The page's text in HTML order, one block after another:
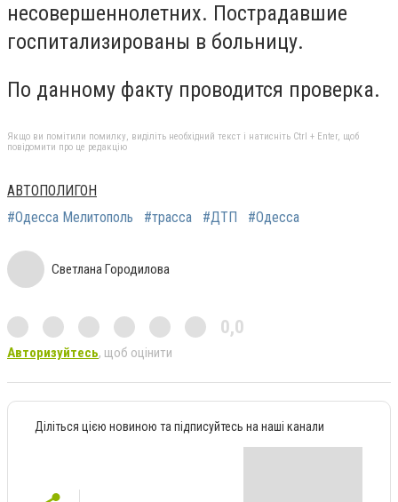
несовершеннолетних. Пострадавшие
госпитализированы в больницу.
По данному факту проводится проверка.
Якщо ви помітили помилку, виділіть необхідний текст і натисніть Ctrl + Enter, щоб
повідомити про це редакцію
АВТОПОЛИГОН
#Одесса Мелитополь
#трасса #ДТП #Одесса
Светлана Городилова
0,0
Авторизуйтесь, щоб оцінити
Діліться цією новиною та підписуйтесь на наші канали